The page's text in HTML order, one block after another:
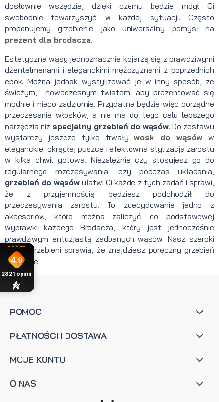
dosłownie wszędzie, dzięki czemu będzie mógł Ci
swobodnie towarzyszyć w każdej sytuacji. Często
proponujemy grzebienie jako uniwersalny pomysł na
prezent dla brodacza.
Estetyczne wąsy jednoznacznie kojarzą się z prawdziwymi
dżentelmenami i eleganckimi mężczyznami z poprzednich
epok. Można jednak wystylizować je w inny sposób, ze
świeżym, nowoczesnym twistem, aby prezentować się
modnie i nieco zadziornie. Przydatne będzie więc porządne
przeczesanie włosków, a nie ma do tego celu lepszego
narzędzia niż specjalny grzebień do wąsów. Do zestawu
wystarczy jeszcze tylko trwaływosk do wąsów
w
eleganckiej okrągłej puszce i efektowna stylizacja zarostu
w kilka chwil gotowa. Niezależnie czy stosujesz go do
regularnego rozczesywania, czy podczas układania,
grzebień do wąsów ułatwi Ci każde z tych zadań i sprawi,
że z przyjemnością będziesz podchodził do
przeczesywania zarostu. To zdecydowanie jedno z
akcesoriów, które można zaliczyć do podstawowej
wyprawki każdego Brodacza, który jest jednocześnie
prawdziwym entuzjastą zadbanych wąsów. Nasz szeroki
wybór grzebieni sprawia, że znajdziesz poręczny grzebień
dla siebie.
POMOC
PŁATNOŚCI I DOSTAWA
MOJE KONTO
O NAS
4.9
2821 opinii